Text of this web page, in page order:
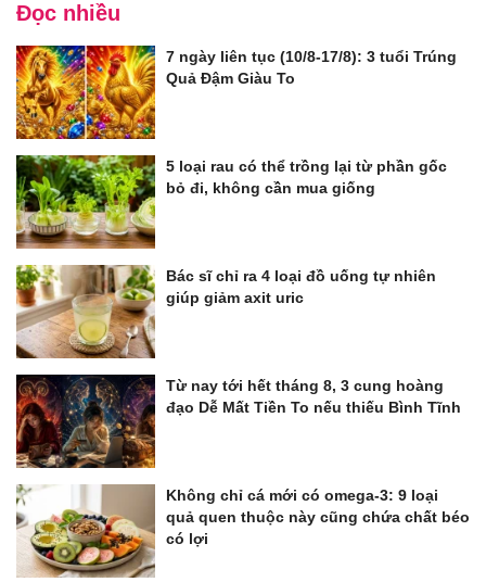
Đọc nhiều
7 ngày liên tục (10/8-17/8): 3 tuổi Trúng
Quả Đậm Giàu To
5 loại rau có thể trồng lại từ phần gốc
bỏ đi, không cần mua giống
Bác sĩ chỉ ra 4 loại đồ uống tự nhiên
giúp giảm axit uric
Từ nay tới hết tháng 8, 3 cung hoàng
đạo Dễ Mất Tiền To nếu thiếu Bình Tĩnh
Không chỉ cá mới có omega-3: 9 loại
quả quen thuộc này cũng chứa chất béo
có lợi